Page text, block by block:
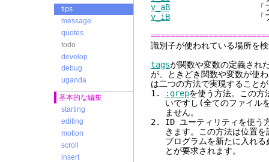
tips
message
quotes
todo
develop
debug
uganda
基本的な編集
starting
editing
motion
scroll
insert
v_aB 「ブロック("[{"
v_iB 「ブロック("[{"
識別子が使われ
tagsが関数や変数の定義され
が、ときどき関数や変数が使
は二つの方法で実現すること
1.
:grepを使う方法。この
いですし(全てのファイルを
ません。
2. ID ユーティリティを使う
きます。この方法は位置を
プログラムを新たに入れる
とが要求されます。